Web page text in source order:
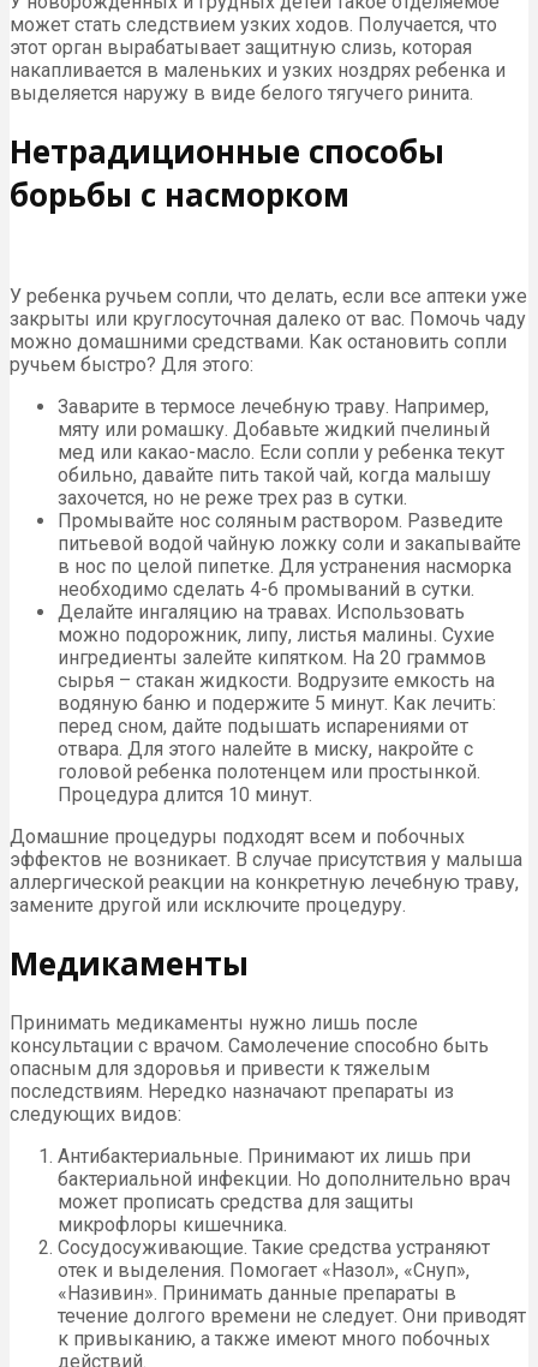
может стать следствием узких ходов. Получается, что
этот орган вырабатывает защитную слизь, которая
накапливается в маленьких и узких ноздрях ребенка и
выделяется наружу в виде белого тягучего ринита.
Нетрадиционные способы
борьбы с насморком
У ребенка ручьем сопли, что делать, если все аптеки уже
закрыты или круглосуточная далеко от вас. Помочь чаду
можно домашними средствами. Как остановить сопли
ручьем быстро? Для этого:
Заварите в термосе лечебную траву. Например,
мяту или ромашку. Добавьте жидкий пчелиный
мед или какао-масло. Если сопли у ребенка текут
обильно, давайте пить такой чай, когда малышу
захочется, но не реже трех раз в сутки.
Промывайте нос соляным раствором. Разведите
питьевой водой чайную ложку соли и закапывайте
в нос по целой пипетке. Для устранения насморка
необходимо сделать 4-6 промываний в сутки.
Делайте ингаляцию на травах. Использовать
можно подорожник, липу, листья малины. Сухие
ингредиенты залейте кипятком. На 20 граммов
сырья – стакан жидкости. Водрузите емкость на
водяную баню и подержите 5 минут. Как лечить:
перед сном, дайте подышать испарениями от
отвара. Для этого налейте в миску, накройте с
головой ребенка полотенцем или простынкой.
Процедура длится 10 минут.
Домашние процедуры подходят всем и побочных
эффектов не возникает. В случае присутствия у малыша
аллергической реакции на конкретную лечебную траву,
замените другой или исключите процедуру.
Медикаменты
Принимать медикаменты нужно лишь после
консультации с врачом. Самолечение способно быть
опасным для здоровья и привести к тяжелым
последствиям. Нередко назначают препараты из
следующих видов:
Антибактериальные. Принимают их лишь при
бактериальной инфекции. Но дополнительно врач
может прописать средства для защиты
микрофлоры кишечника.
Сосудосуживающие. Такие средства устраняют
отек и выделения. Помогает «Назол», «Снуп»,
«Називин». Принимать данные препараты в
течение долгого времени не следует. Они приводят
к привыканию, а также имеют много побочных
действий.